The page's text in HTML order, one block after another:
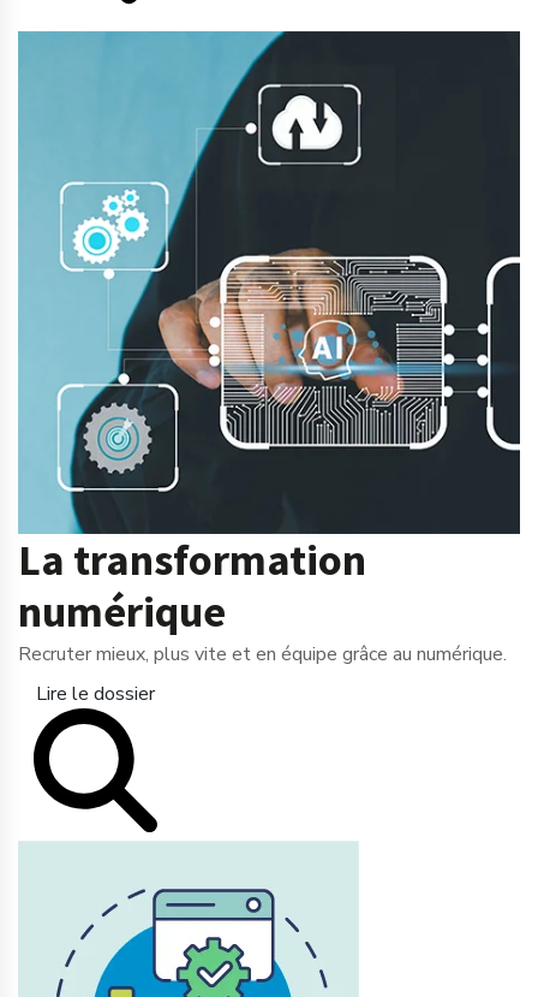
La transformation
numérique
Recruter mieux, plus vite et en équipe grâce au numérique.
Lire le dossier